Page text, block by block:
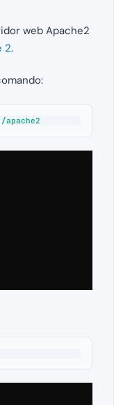
web Apache2
2.